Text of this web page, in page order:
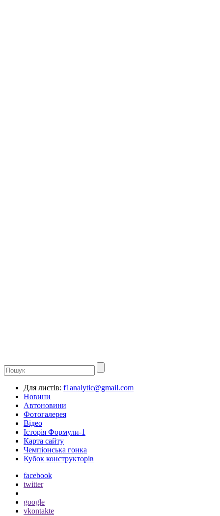
Для листів: f1analytic@gmail.com
Новини
Автоновини
Фотогалерея
Відео
Історія Формули-1
Карта сайту
Чемпіонська гонка
Кубок конструкторів
facebook
twitter
google
vkontakte